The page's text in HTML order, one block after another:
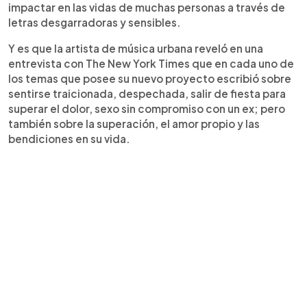
impactar en las vidas de muchas personas a través de
letras desgarradoras y sensibles.
Y es que la artista de música urbana reveló en una
entrevista con The New York Times que en cada uno de
los temas que posee su nuevo proyecto escribió sobre
sentirse traicionada, despechada, salir de fiesta para
superar el dolor, sexo sin compromiso con un ex; pero
también sobre la superación, el amor propio y las
bendiciones en su vida.